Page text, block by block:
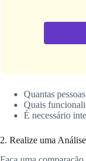
Quantas
Quais
É necessário
2. Realize uma